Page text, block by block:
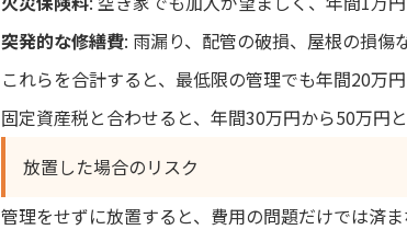
突発的な修繕費: 雨漏り、配管の破損、屋根の損傷
これらを合計すると、最低限の管理でも年間20万
固定資産税と合わせると、年間30万円から50万円
放置した場合のリスク
管理をせずに放置すると、費用の問題だけでは済ま